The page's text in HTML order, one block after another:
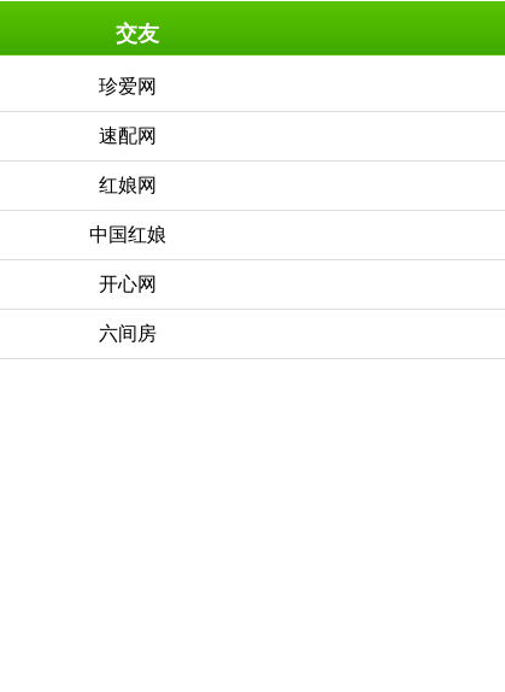
交友
珍爱网
速配网
红娘网
中国红娘
开心网
六间房